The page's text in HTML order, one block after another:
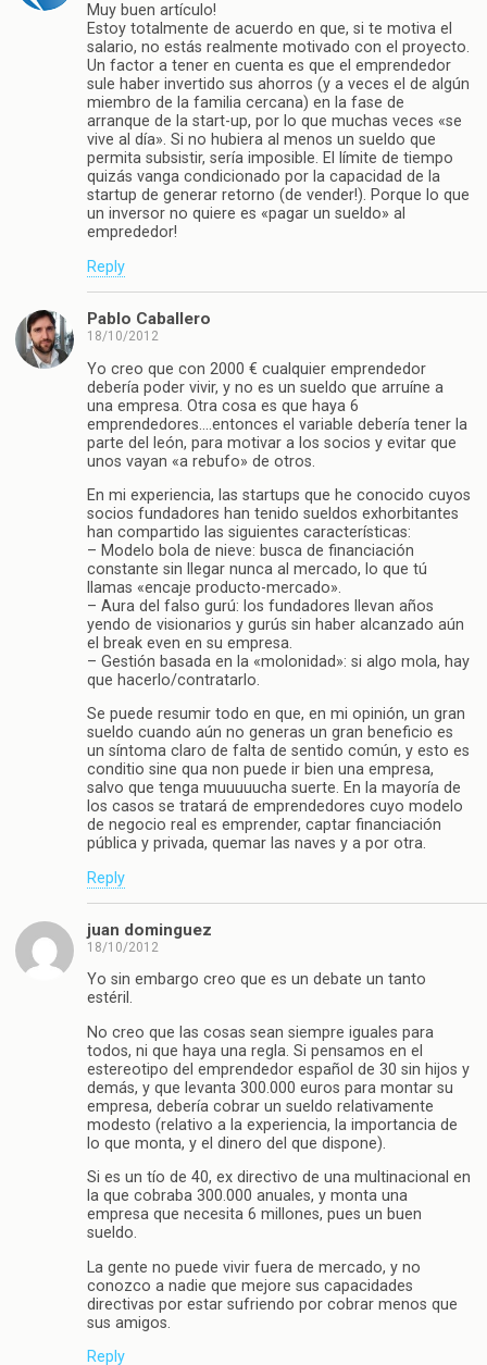
Muy buen artículo!
Estoy totalmente de acuerdo en que, si te motiva el
salario, no estás realmente motivado con el proyecto.
Un factor a tener en cuenta es que el emprendedor
sule haber invertido sus ahorros (y a veces el de algún
miembro de la familia cercana) en la fase de
arranque de la start-up, por lo que muchas veces «se
vive al día». Si no hubiera al menos un sueldo que
permita subsistir, sería imposible. El límite de tiempo
quizás vanga condicionado por la capacidad de la
startup de generar retorno (de vender!). Porque lo que
un inversor no quiere es «pagar un sueldo» al
emprededor!
Reply
Pablo Caballero
18/10/2012
Yo creo que con 2000 € cualquier emprendedor
debería poder vivir, y no es un sueldo que arruíne a
una empresa. Otra cosa es que haya 6
emprendedores….entonces el variable debería tener la
parte del león, para motivar a los socios y evitar que
unos vayan «a rebufo» de otros.
En mi experiencia, las startups que he conocido cuyos
socios fundadores han tenido sueldos exhorbitantes
han compartido las siguientes características:
– Modelo bola de nieve: busca de financiación
constante sin llegar nunca al mercado, lo que tú
llamas «encaje producto-mercado».
– Aura del falso gurú: los fundadores llevan años
yendo de visionarios y gurús sin haber alcanzado aún
el break even en su empresa.
– Gestión basada en la «molonidad»: si algo mola, hay
que hacerlo/contratarlo.
Se puede resumir todo en que, en mi opinión, un gran
sueldo cuando aún no generas un gran beneficio es
un síntoma claro de falta de sentido común, y esto es
conditio sine qua non puede ir bien una empresa,
salvo que tenga muuuuucha suerte. En la mayoría de
los casos se tratará de emprendedores cuyo modelo
de negocio real es emprender, captar financiación
pública y privada, quemar las naves y a por otra.
Reply
juan dominguez
18/10/2012
Yo sin embargo creo que es un debate un tanto
estéril.
No creo que las cosas sean siempre iguales para
todos, ni que haya una regla. Si pensamos en el
estereotipo del emprendedor español de 30 sin hijos y
demás, y que levanta 300.000 euros para montar su
empresa, debería cobrar un sueldo relativamente
modesto (relativo a la experiencia, la importancia de
lo que monta, y el dinero del que dispone).
Si es un tío de 40, ex directivo de una multinacional en
la que cobraba 300.000 anuales, y monta una
empresa que necesita 6 millones, pues un buen
sueldo.
La gente no puede vivir fuera de mercado, y no
conozco a nadie que mejore sus capacidades
directivas por estar sufriendo por cobrar menos que
sus amigos.
Reply